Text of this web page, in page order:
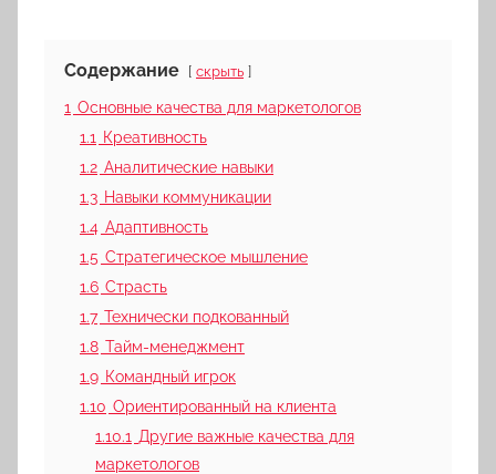
Содержание скрыть
1 Основные качества для маркетологов
1.1 Креативность
1.2 Аналитические навыки
1.3 Навыки коммуникации
1.4 Адаптивность
1.5 Стратегическое мышление
1.6 Страсть
1.7 Технически подкованный
1.8 Тайм-менеджмент
1.9 Командный игрок
1.10 Ориентированный на клиента
1.10.1 Другие важные качества для
маркетологов